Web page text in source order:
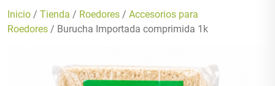
Inicio / Tienda / Roedores / Accesorios para
Roedores / Burucha Importada comprimida 1k